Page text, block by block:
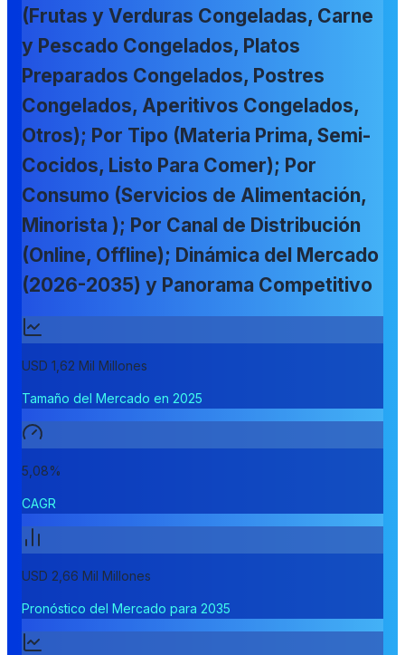
(Frutas y Verduras Congeladas, Carne
y Pescado Congelados, Platos
Preparados Congelados, Postres
Congelados, Aperitivos Congelados,
Otros); Por Tipo (Materia Prima, Semi-
Cocidos, Listo Para Comer); Por
Consumo (Servicios de Alimentación,
Minorista ); Por Canal de Distribución
(Online, Offline); Dinámica del Mercado
(2026-2035) y Panorama Competitivo
USD 1,62 Mil Millones
Tamaño del Mercado en 2025
5,08%
CAGR
USD 2,66 Mil Millones
Pronóstico del Mercado para 2035